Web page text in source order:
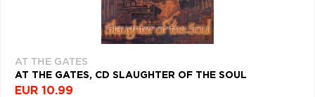
AT THE GATES
AT THE GATES, CD SLAUGHTER OF THE SOUL
EUR 10.99